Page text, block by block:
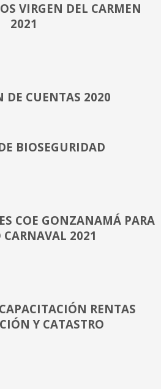
VIRGEN DEL CARMEN
2021
DE CUENTAS 2020
BIOSEGURIDAD
COE GONZANAMÁ PARA
CARNAVAL 2021
RENTAS
Y CATASTRO